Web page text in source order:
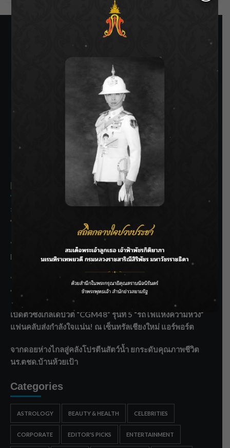
SIAMRATH VARIETY
THE BEST ENTERTAINMENT
Recent Posts
ลุยไม่หยุด!! กรมชลฯ เร่งเคลียร์ผักตบชวา-ติดตั้งเครื่องสูบน้ำ
ทั่วไทย
“BILLKIN” สร้างความภาคภูมิใจ คว้ารางวัลใหญ่ Weibo
Malaysia พร้อมโชว์สุดประทับใจ
“สุริยะ” สั่งกรมชลฯ เฝ้าระวังน้ำ 24 ชม. รับมือฝนสิงหาคม
บริหารเชิงรุกลดเสี่ยงน้ำท่วม
เปิดตัวซิงเกิลเดบิวต์ “CGM48” รุ่นที่ 5 “รถไฟแห่งความหวัง”
แฟนคลับส่งกำลังใจแน่น! ณ เซ็นทรัลเชียงใหม่ แอร์พอร์ต
จากดอยห่างไกลสู่คลังโปรตีนสัตว์น้ำ ยกระดับคุณภาพชีวิต
นร.ตชด.บ้านห้วยเป้า
Categories
ASTROLOGY BEAUTY & HEALTH CELEBRITIES
CORPORATE EDITOR'S PICKS ENTERTAINMENT